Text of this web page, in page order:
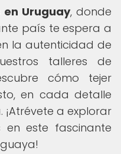
Uruguay, donde
país te espera a
la autenticidad de
talleres de
cómo tejer
en cada detalle
a explorar
este fascinante